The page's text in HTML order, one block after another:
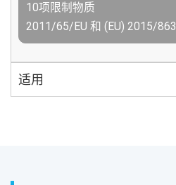
10项限制物质
2011/65/EU 和 (EU) 2015/863
适用